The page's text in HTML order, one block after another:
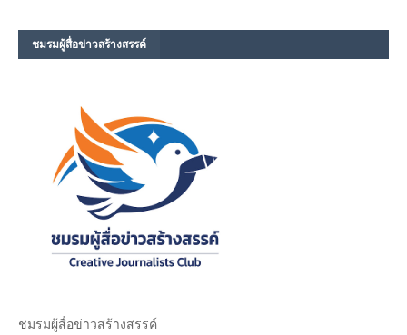
ชมรม​ผู้สื่อข่าวสร้างสรรค์​
ชมรม​ผู้สื่อข่าวสร้างสรรค์​